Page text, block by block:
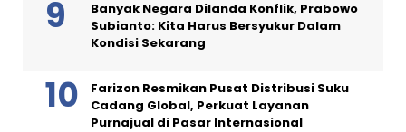
Banyak Negara Dilanda Konflik, Prabowo
Subianto: Kita Harus Bersyukur Dalam
Kondisi Sekarang
Farizon Resmikan Pusat Distribusi Suku
Cadang Global, Perkuat Layanan
Purnajual di Pasar Internasional